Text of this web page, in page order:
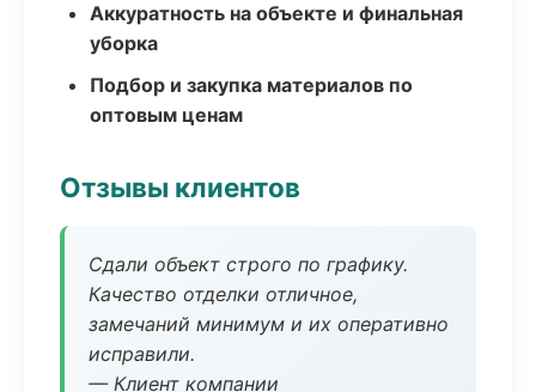
Аккуратность на объекте и финальная
уборка
Подбор и закупка материалов по
оптовым ценам
Отзывы клиентов
Сдали объект строго по графику.
Качество отделки отличное,
замечаний минимум и их оперативно
исправили.
— Клиент компании